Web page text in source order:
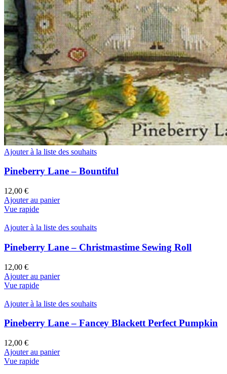
Ajouter à la liste des souhaits
Pineberry Lane – Bountiful
12,00 €
Ajouter au panier
Vue rapide
Ajouter à la liste des souhaits
Pineberry Lane – Christmastime Sewing Roll
12,00 €
Ajouter au panier
Vue rapide
Ajouter à la liste des souhaits
Pineberry Lane – Fancey Blackett Perfect Pumpkin
12,00 €
Ajouter au panier
Vue rapide